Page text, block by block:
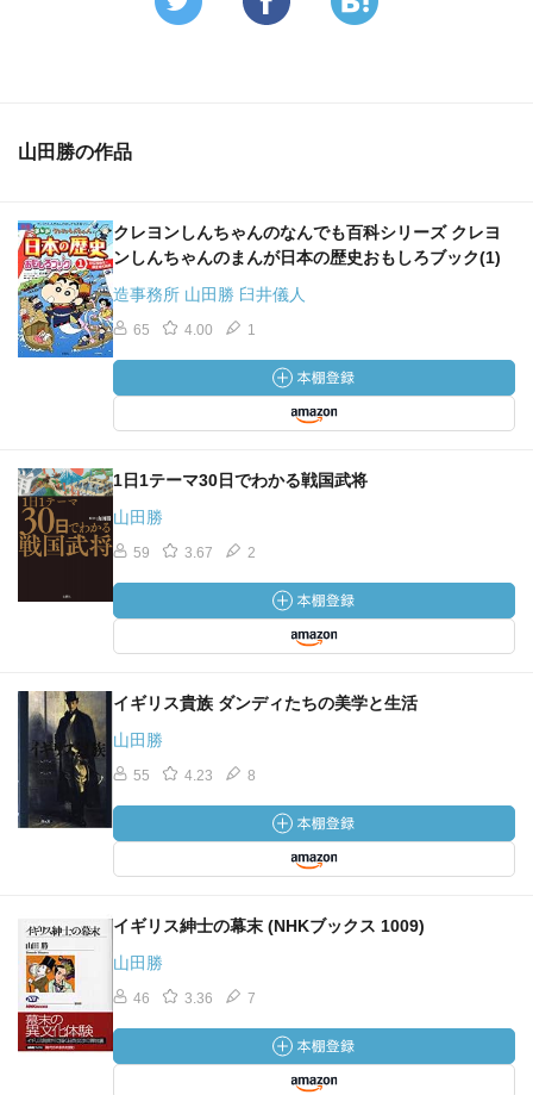
山田勝の作品
クレヨンしんちゃんのなんでも百科シリーズ クレヨ
ンしんちゃんのまんが日本の歴史おもしろブック(1)
造事務所 山田勝 臼井儀人
65 4.00 1
1日1テーマ30日でわかる戦国武将
山田勝
59 3.67 2
イギリス貴族 ダンディたちの美学と生活
山田勝
55 4.23 8
イギリス紳士の幕末 (NHKブックス 1009)
山田勝
46 3.36 7